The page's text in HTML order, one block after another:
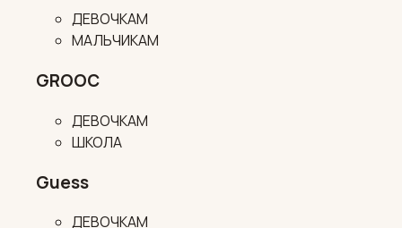
ДЕВОЧКАМ
МАЛЬЧИКАМ
GROOC
ДЕВОЧКАМ
ШКОЛА
Guess
ДЕВОЧКАМ